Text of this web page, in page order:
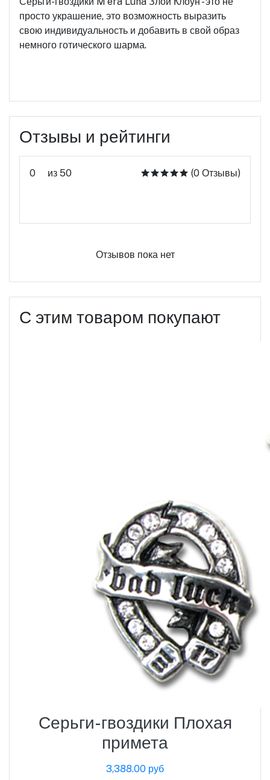
просто украшение, это возможность выразить
свою индивидуальность и добавить в свой образ
немного готического шарма.
Отзывы и рейтинги
0 из 50 (0 Отзывы)
Отзывов пока нет
С этим товаром покупают
Серьги-гвоздики Плохая
примета
3,388.00 руб